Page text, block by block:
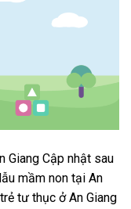
Giang Cập nhật sau
mầm non tại An
tư thục ở An Giang